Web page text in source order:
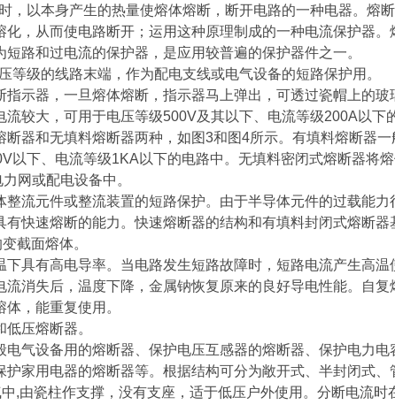
，以本身产生的热量使熔体熔断，断开电路的一种电器。熔
，从而使电路断开；运用这种原理制成的一种电流保护器
路和过电流的保护器，是应用较普遍的保护器件之一。
等级的线路末端，作为配电支线或电气设备的短路保护用。
指示器，一旦熔体熔断，指示器马上弹出，可透过瓷帽上的
较大，可用于电压等级500V及其以下、电流等级200A以下
断器和无填料熔断器两种，如图3和图4所示。有填料熔断器
以下、电流等级1KA以下的电路中。无填料密闭式熔断器将
网或配电设备中。
整流元件或整流装置的短路保护。由于半导体元件的过载能
快速熔断的能力。快速熔断器的结构和有填料封闭式熔断
截面熔体。
下具有高电导率。当电路发生短路故障时，短路电流产生高
消失后，温度下降，金属钠恢复原来的良好导电性能。自复
，能重复使用。
压熔断器。
气设备用的熔断器、保护电压互感器的熔断器、保护电力
家用电器的熔断器等。根据结构可分为敞开式、半封闭式、
,由瓷柱作支撑，没有支座，适于低压户外使用。分断电流时